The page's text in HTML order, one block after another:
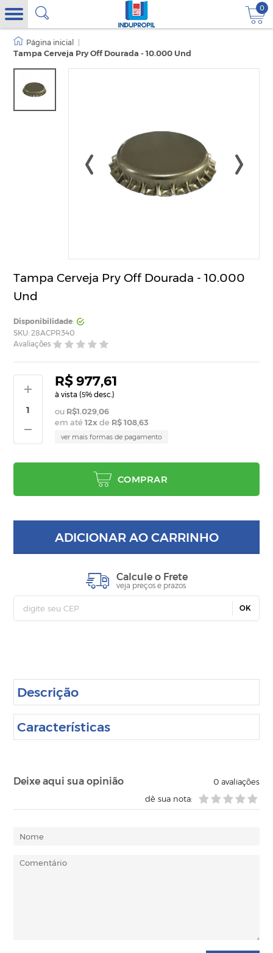
0
Tampa Cerveja Pry Off Dourada - 10.000 Und
Tampa Cerveja Pry Off Dourada - 10.000
Und
Disponibilidade:
SKU: 28ACPR340
Avaliações
R$ 977,61
à vista (5% desc.)
R$1.029,06
em até12x de R$ 108,63
ver mais formas de pagamento
COMPRAR
ADICIONAR AO CARRINHO
Calcule o Frete
veja preços e prazos
OK
Descrição
Características
Deixe aqui sua opinião 0avaliações
dê sua nota: